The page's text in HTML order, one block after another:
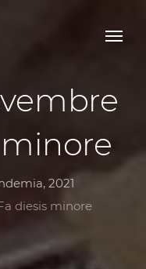
2021
diesis minore